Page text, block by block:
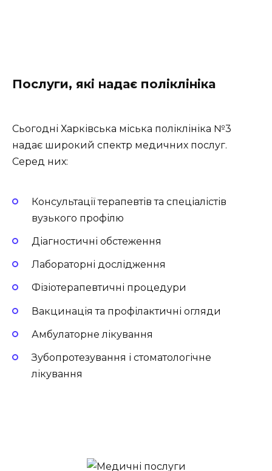
Послуги, які надає поліклініка
Сьогодні Харківська міська поліклініка №3
надає широкий спектр медичних послуг.
Серед них:
Консультації терапевтів та спеціалістів
вузького профілю
Діагностичні обстеження
Лабораторні дослідження
Фізіотерапевтичні процедури
Вакцинація та профілактичні огляди
Амбулаторне лікування
Зубопротезування і стоматологічне
лікування